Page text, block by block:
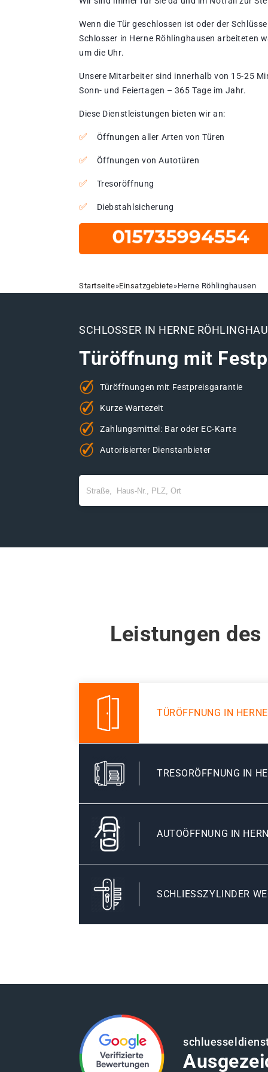
Wenn die Tür geschlossen ist oder der
Schlosser in Herne Röhlinghausen arbeiteten
um die Uhr.
Unsere Mitarbeiter sind innerhalb von 15-25
Sonn- und Feiertagen – 365 Tage im Jahr.
Diese Dienstleistungen bieten wir an:
Öffnungen aller Arten von Türen
Öffnungen von Autotüren
Tresoröffnung
Diebstahlsicherung
Startseite»Einsatzgebiete»Herne Röhlinghausen
SCHLOSSER IN HERNE
Türöffnung mit
Türöffnungen mit Festpreisgarantie
Kurze Wartezeit
Zahlungsmittel: Bar oder EC-Karte
Autorisierter Dienstanbieter
Leistungen
TÜRÖFFNUNG IN
TRESORÖFFNUNG IN
AUTOÖFFNUNG IN
SCHLIESSZYLINDER